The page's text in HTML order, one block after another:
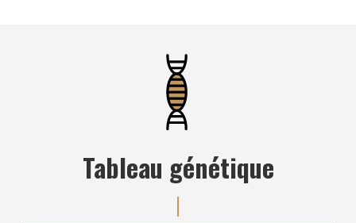
Tableau génétique